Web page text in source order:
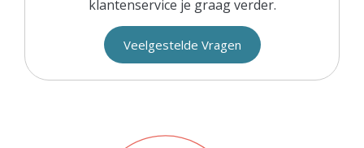
klantenservice je graag verder.
Veelgestelde Vragen